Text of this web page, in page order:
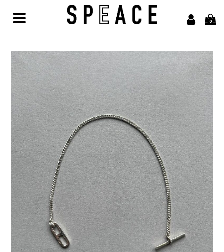
0
Brand
alvana【アルヴァナ】
Arbor【アルボル】
asics【アシックス】
awasa【アワサ】
BARAILLE＆GARMENTS【バライルアンドガーメンツ】
凹凸bocodeco【ボコデコ 】
COMESANDGOES【カムズアンドゴーズ】
COTTON PAN【コットンパン】